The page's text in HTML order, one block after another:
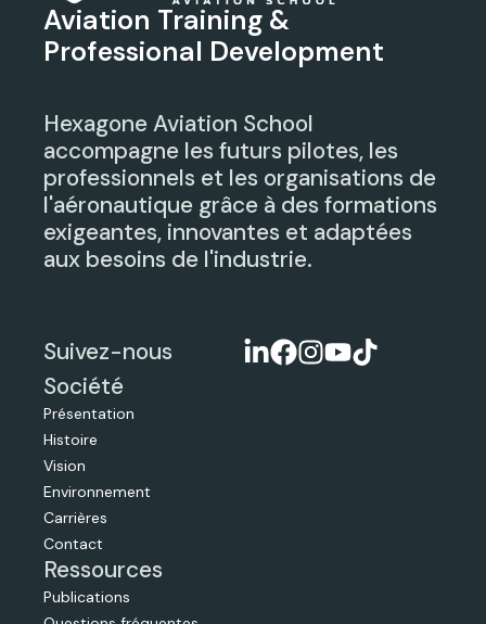
Aviation Training &
Professional Development
Hexagone Aviation School
accompagne les futurs pilotes, les
professionnels et les organisations de
l'aéronautique grâce à des formations
exigeantes, innovantes et adaptées
aux besoins de l'industrie.
Suivez-nous
Société
Présentation
Histoire
Vision
Environnement
Carrières
Contact
Ressources
Publications